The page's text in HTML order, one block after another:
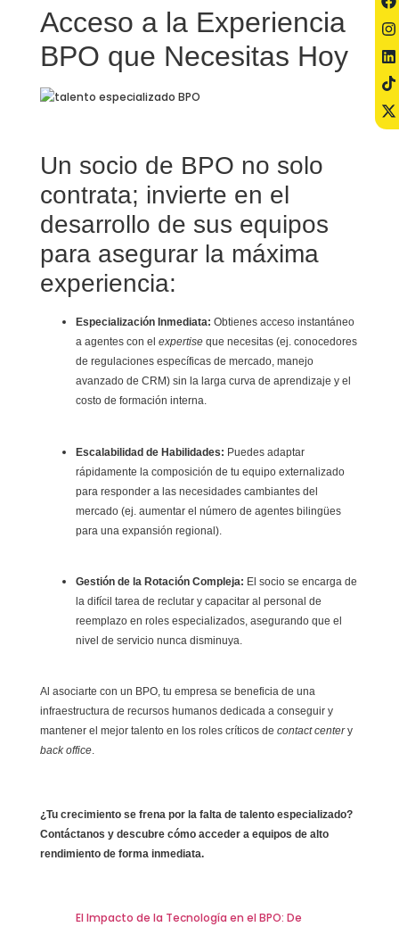
Acceso a la Experiencia
BPO que Necesitas Hoy
Un socio de BPO no solo
contrata; invierte en el
desarrollo de sus equipos
para asegurar la máxima
experiencia:
Especialización Inmediata: Obtienes acceso instantáneo
a agentes con el expertiseque necesitas (ej. conocedores
de regulaciones específicas de mercado, manejo
avanzado de CRM) sin la larga curva de aprendizaje y el
costo de formación interna.
Escalabilidad de Habilidades: Puedes adaptar
rápidamente la composición de tu equipo externalizado
para responder a las necesidades cambiantes del
mercado (ej. aumentar el número de agentes bilingües
para una expansión regional).
Gestión de la Rotación Compleja: El socio se encarga de
la difícil tarea de reclutar y capacitar al personal de
reemplazo en roles especializados, asegurando que el
nivel de servicio nunca disminuya.
Al asociarte con un BPO, tu empresa se beneficia de una
infraestructura de recursos humanos dedicada a conseguir y
mantener el mejor talento en los roles críticos de contact centery
back office.
¿Tu crecimiento se frena por la falta de talento especializado?
Contáctanos y descubre cómo acceder a equipos de alto
rendimiento de forma inmediata.
El Impacto de la Tecnología en el BPO: De